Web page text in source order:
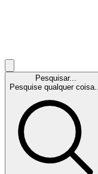
Pesquisar...
Pesquise qualquer coisa...